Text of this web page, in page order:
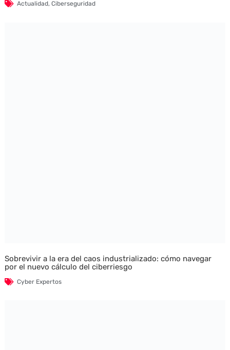
Actualidad, Ciberseguridad
Sobrevivir a la era del caos industrializado: cómo navegar
por el nuevo cálculo del ciberriesgo
Cyber Expertos